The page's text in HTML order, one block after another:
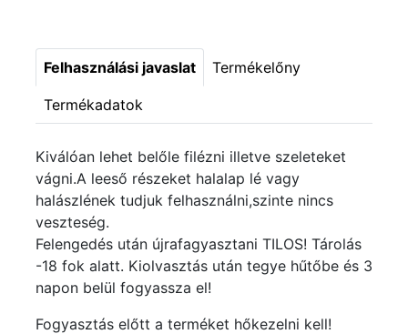
Felhasználási javaslat Termékelőny
Termékadatok
Kiválóan lehet belőle filézni illetve szeleteket
vágni.A leeső részeket halalap lé vagy
halászlének tudjuk felhasználni,szinte nincs
veszteség.
Felengedés után újrafagyasztani TILOS! Tárolás
-18 fok alatt. Kiolvasztás után tegye hűtőbe és 3
napon belül fogyassza el!
Fogyasztás előtt a terméket hőkezelni kell!